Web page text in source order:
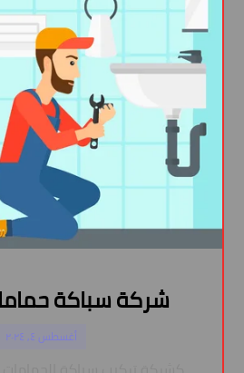
شركة سباكة
أغسطس ٤, ٢٠٢٤